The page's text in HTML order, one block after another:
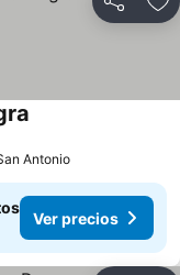
Compartir
Antonio
Ver precios